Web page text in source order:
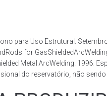
para Uso Estrutural.
for
Metal ArcWelding. 1996.
do reservatório, não sendo